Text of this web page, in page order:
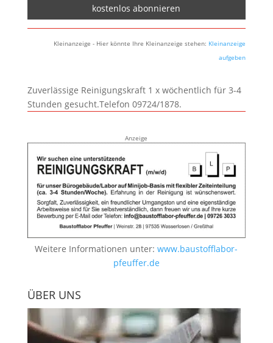
Kleinanzeige - Hier könnte Ihre Kleinanzeige stehen: Kleinanzeige
aufgeben
Zuverlässige Reinigungskraft 1 x wöchentlich für 3-4
Stunden gesucht.Telefon 09724/1878.
Anzeige
Weitere Informationen unter:www.baustofflabor-
pfeuffer.de
ÜBER UNS